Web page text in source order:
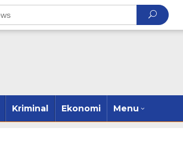
Kriminal Ekonomi Menu